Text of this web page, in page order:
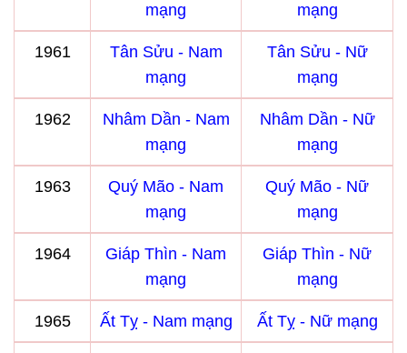
mạng
mạng
1961
Tân Sửu - Nam
mạng
Tân Sửu - Nữ
mạng
1962
Nhâm Dần - Nam
mạng
Nhâm Dần - Nữ
mạng
1963
Quý Mão - Nam
mạng
Quý Mão - Nữ
mạng
1964
Giáp Thìn - Nam
mạng
Giáp Thìn - Nữ
mạng
1965 Ất Tỵ - Nam mạng Ất Tỵ - Nữ mạng